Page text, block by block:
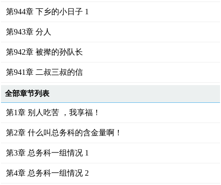
第944章 下乡的小日子 1
第943章 分人
第942章 被撵的孙队长
第941章 二叔三叔的信
全部章节列表
第1章 别人吃苦 ，我享福！
第2章 什么叫总务科的含金量啊！
第3章 总务科一组情况 1
第4章 总务科一组情况 2